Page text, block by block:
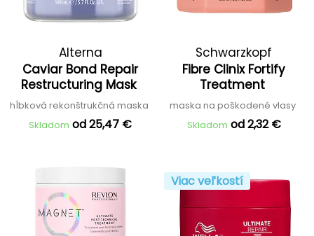
Alterna
Caviar Bond Repair
Restructuring Mask
hĺbková rekonštrukčná maska
Skladom od 25,47 €
Schwarzkopf
Professional
Fibre Clinix Fortify
Treatment
maska na poškodené vlasy
Skladom od 2,32 €
Viac veľkostí